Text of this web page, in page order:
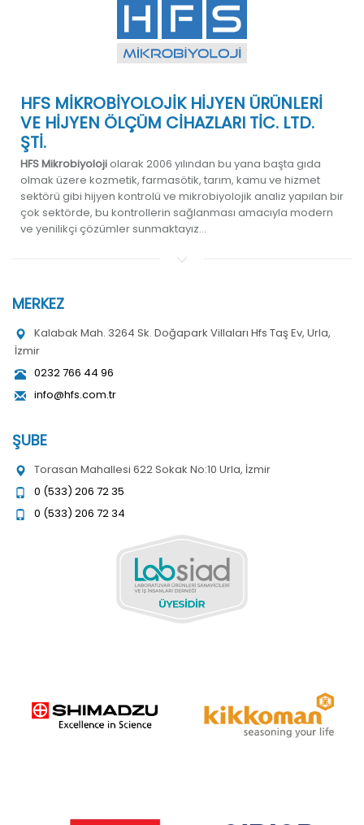
HFS MİKROBİYOLOJİK HİJYEN ÜRÜNLERİ
VE HİJYEN ÖLÇÜM CİHAZLARI TİC. LTD.
ŞTİ.
HFS Mikrobiyolojiolarak 2006 yılından bu yana başta gıda
olmak üzere kozmetik, farmasötik, tarım, kamu ve hizmet
sektörü gibi hijyen kontrolü ve mikrobiyolojik analiz yapılan bir
çok sektörde, bu kontrollerin sağlanması amacıyla modern
ve yenilikçi çözümler sunmaktayız...
MERKEZ
Kalabak Mah. 3264 Sk. Doğapark Villaları Hfs Taş Ev, Urla,
İzmir
0232 766 44 96
info@hfs.com.tr
ŞUBE
Torasan Mahallesi 622 Sokak No:10 Urla, İzmir
0 (533) 206 72 35
0 (533) 206 72 34